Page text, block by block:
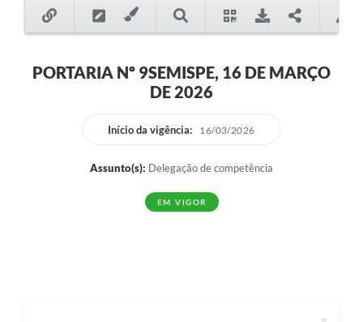
PORTARIA Nº 9SEMISPE, 16 DE MARÇO
DE 2026
Início da vigência: 16/03/2026
Assunto(s): Delegação de competência
EM VIGOR